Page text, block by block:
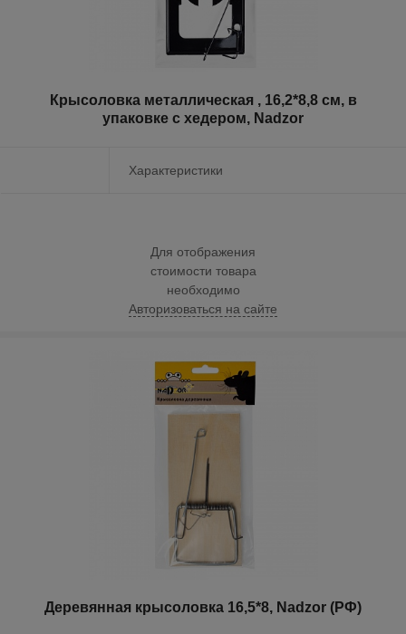
Крысоловка металлическая , 16,2*8,8 см, в
упаковке с хедером, Nadzor
Характеристики
Для отображения
стоимости товара
необходимо
Авторизоваться на сайте
Деревянная крысоловка 16,5*8, Nadzor (РФ)